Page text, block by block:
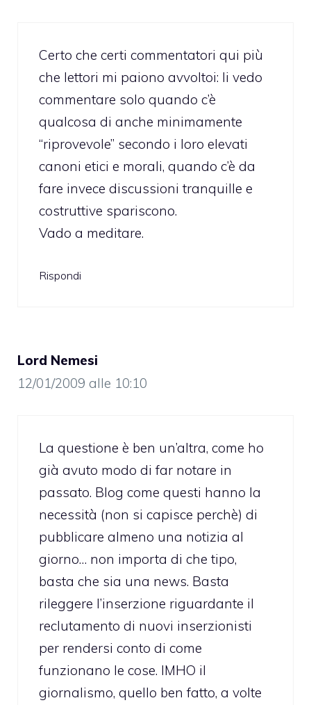
Certo che certi commentatori qui più
che lettori mi paiono avvoltoi: li vedo
commentare solo quando c’è
qualcosa di anche minimamente
“riprovevole” secondo i loro elevati
canoni etici e morali, quando c’è da
fare invece discussioni tranquille e
costruttive spariscono.
Vado a meditare.
Rispondi
Lord Nemesi
12/01/2009 alle 10:10
La questione è ben un’altra, come ho
già avuto modo di far notare in
passato. Blog come questi hanno la
necessità (non si capisce perchè) di
pubblicare almeno una notizia al
giorno… non importa di che tipo,
basta che sia una news. Basta
rileggere l’inserzione riguardante il
reclutamento di nuovi inserzionisti
per rendersi conto di come
funzionano le cose. IMHO il
giornalismo, quello ben fatto, a volte